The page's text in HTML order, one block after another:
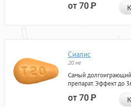
от 70Р
Сиалис
20 мг
Самый долгоиграющий
препарат. Эффект до
от 70Р